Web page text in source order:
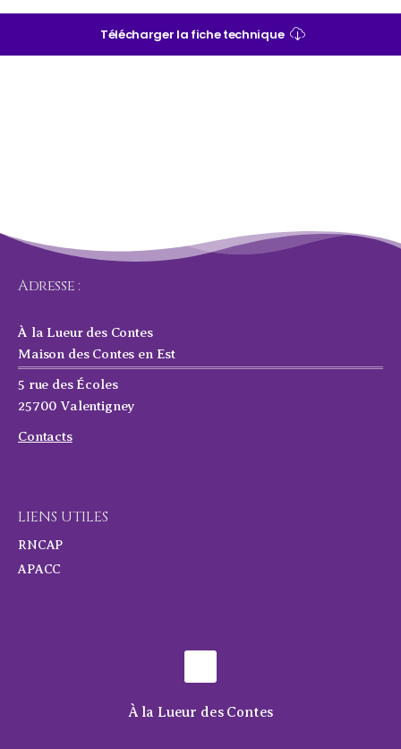
Télécharger la fiche technique
Adresse :
À la Lueur des Contes
Maison des Contes en Est
5 rue des Écoles
25700 Valentigney
Contacts
LIENS UTILES
RNCAP
APACC
À la Lueur des Contes